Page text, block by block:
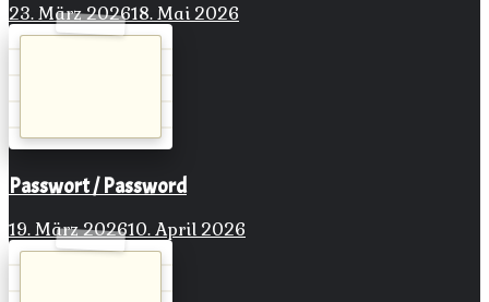
23. März 202618. Mai 2026
Passwort / Password
19. März 202610. April 2026